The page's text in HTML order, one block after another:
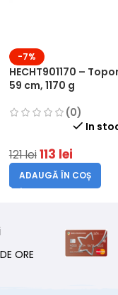
-7%
HECHT901170 –
59 cm, 1170 g
(0)
In
121lei 113 lei
ADAUGĂ ÎN COȘ
ORE